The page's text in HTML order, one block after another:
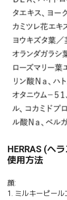
HERRAS (ヘ
使用方法
顔:
1. ミルキーピー